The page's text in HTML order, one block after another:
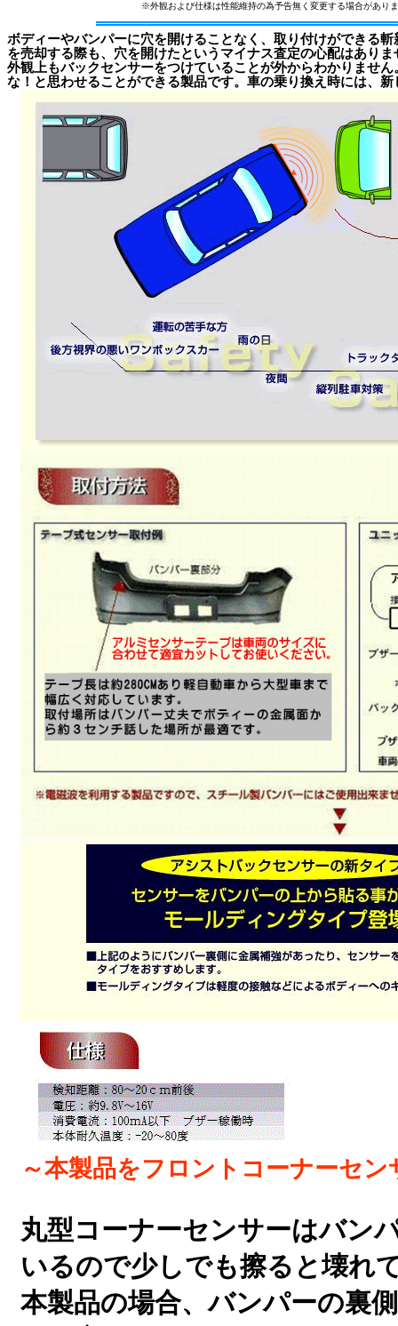
※外観および仕様は性能維持の為予告無く変更する場合があり
ボディーやバンパーに穴を開けることなく、取り付けができる
を売却する際も、穴を開けたというマイナス査定の心配はあり
外観上もバックセンサーをつけていることが外からわかりませ
な！と思わせることができる製品です。車の乗り換え時には、
～本製品をフロントコーナーセ
丸型コーナーセンサーはバン
いるので少しでも擦ると壊れ
本製品の場合、バンパーの裏